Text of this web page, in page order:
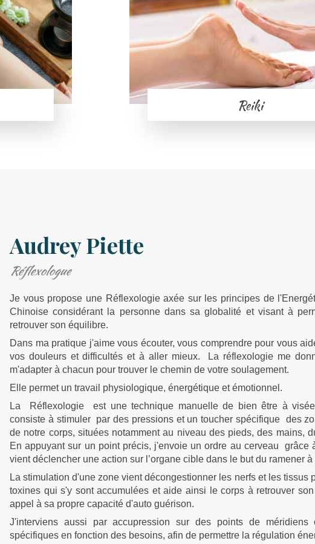
Reiki
Audrey Piette
Réflexologue
Je vous propose une Réflexologie axée sur les principes de
Chinoise considérant la personne dans sa globalité et visant à
retrouver son équilibre.
Dans ma pratique j'aime vous écouter, vous comprendre pour vous
vos douleurs et difficultés et à aller mieux. La réflexologie me
m'adapter à chacun pour trouver le chemin de votre soulagement.
Elle permet un travail physiologique, énergétique et émotionnel.
La
Réflexologie est une technique manuelle de bien être à
consiste à stimuler par des pressions et un toucher spécifique des
de notre corps, situées notamment au niveau des pieds, des mains,
En appuyant sur un point précis, j'envoie un ordre au cerveau grâce
vient déclencher une action sur l’organe cible dans le but du ramener
La stimulation d'une zone vient décongestionner les nerfs et les tissus
toxines qui s'y sont accumulées et aide ainsi le corps à retrouver
appel à sa propre capacité d'auto guérison.
J'interviens aussi par accupression sur des points de méridiens
spécifiques en fonction des besoins, afin de permettre la régulation